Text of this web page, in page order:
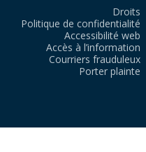
Droits
Politique de confidentialité
Accessibilité web
Accès à l’information
Courriers frauduleux
Porter plainte